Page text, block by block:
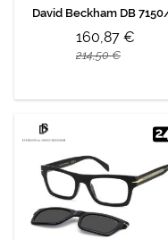
David Beckham DB
160,87 €
214,50 €